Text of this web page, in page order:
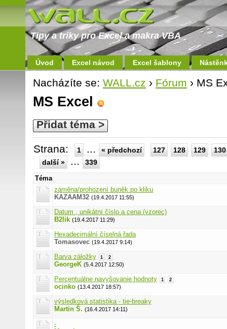
Tipy a triky pro Excel a makra VBA
Úvod Excel návod Excel šablony
Nacházíte se: WALL.cz › Fórum › MS
MS Excel
Přidat téma >
Strana: 1 ... « předchozí 127 128 129
130
další »
... 339
Téma
záměna/prohození buněk po kliku
KAZAAM32 (19.4.2017 11:55)
Datum , unikátní číslo a cena (vzorec)
B2lik (19.4.2017 11:29)
Hexadecimální číselná řada
Tomasovec (19.4.2017 9:14)
Barva záložky 1 2
GeorgeK (5.4.2017 12:50)
Percentuálne navyšovanie hodnoty 1 2
ocinko (13.4.2017 18:57)
výsledková statistika - tie-breaky
Martin Š. (16.4.2017 14:11)
-